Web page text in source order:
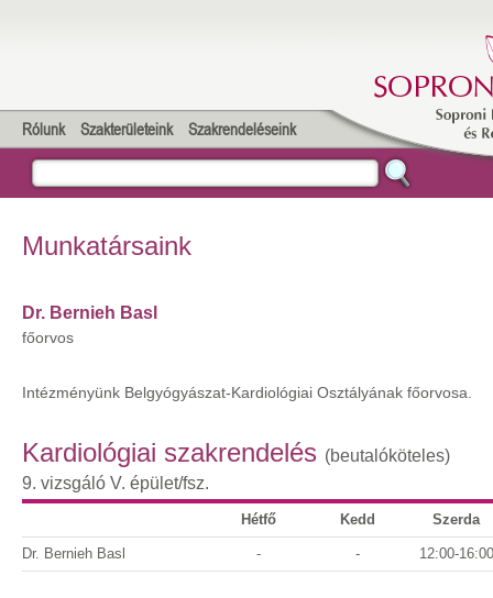
Rólunk Szakterületeink Szakrendeléseink
Munkatársaink
Dr. Bernieh Basl
főorvos
Intézményünk Belgyógyászat-Kardiológiai Osztályának főorvosa.
Kardiológiai szakrendelés (beutalóköteles)
9. vizsgáló V. épület/fsz.
Hétfő Kedd Szerda
Dr. Bernieh Basl - - 12:00-16:00